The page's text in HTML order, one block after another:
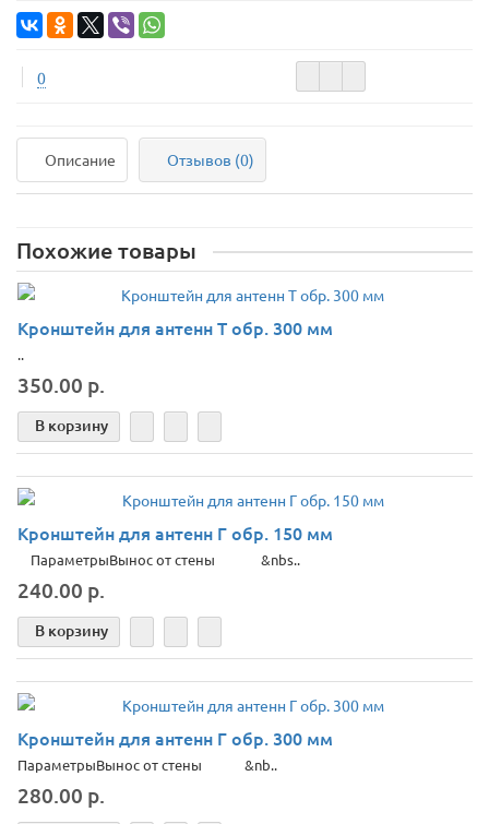
0
Описание Отзывов (0)
Похожие товары
Кронштейн для антенн Т обр. 300 мм
..
350.00 р.
В корзину
Кронштейн для антенн Г обр. 150 мм
ПараметрыВынос от стены &nbs..
240.00 р.
В корзину
Кронштейн для антенн Г обр. 300 мм
Параметры​Вынос от стены &nb..
280.00 р.